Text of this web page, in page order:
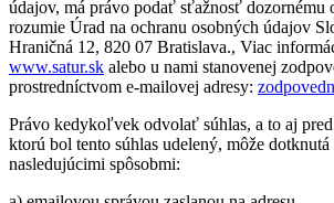
údajov, má právo podať sťažnosť dozornému
rozumie Úrad na ochranu osobných údajov
Hraničná 12, 820 07 Bratislava., Viac
www.satur.sk alebo u nami stanovenej
prostredníctvom e-mailovej adresy:
Právo kedykoľvek odvolať súhlas, a to aj
ktorú bol tento súhlas udelený, môže
nasledujúcimi spôsobmi: